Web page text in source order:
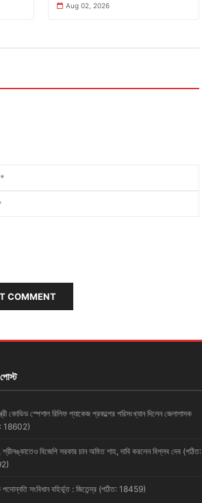
Aug 02, 2026
COMMENT
কোভিড স্পেশাল রিলিফ প্যাকেজ প্রকল্পের পরিসংখ্যান দিলেন জেলাশাসক
18602)
শ্রীলঙ্কাতেও বিজেপি সরকার চান অমিত শাহ, দাবি করলেন বিপ্লব দেব (পঠিত:
সংবিধান বহির্ভূত : জিতেন্দ্র (পঠিত: 18459)